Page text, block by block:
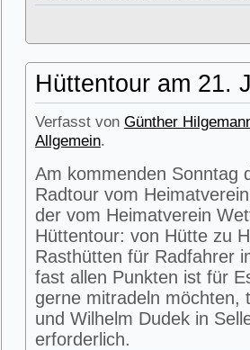
Hüttentour am 21.
Verfasst von Günther
Allgemein.
Am kommenden Sonntag
Radtour vom
der vom Heimatverein
Hüttentour: von Hütte zu
Rasthütten für Radfahrer
fast allen Punkten ist für
gerne mitradeln möchten,
und Wilhelm Dudek in
erforderlich.